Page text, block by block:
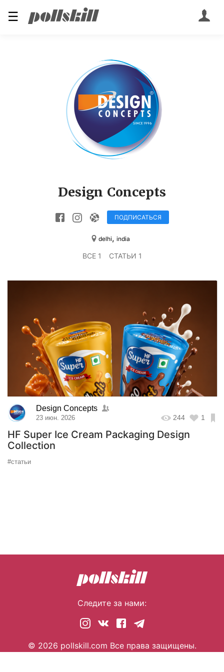
☰
Design Concepts
ПОДПИСАТЬСЯ
delhi, india
ВСЕ 1 СТАТЬИ 1
Design Concepts
23 июн. 2026 244 1
HF Super Ice Cream Packaging Design
Collection
#статьи
Следите за нами:
© 2026 pollskill.com Все права защищены.